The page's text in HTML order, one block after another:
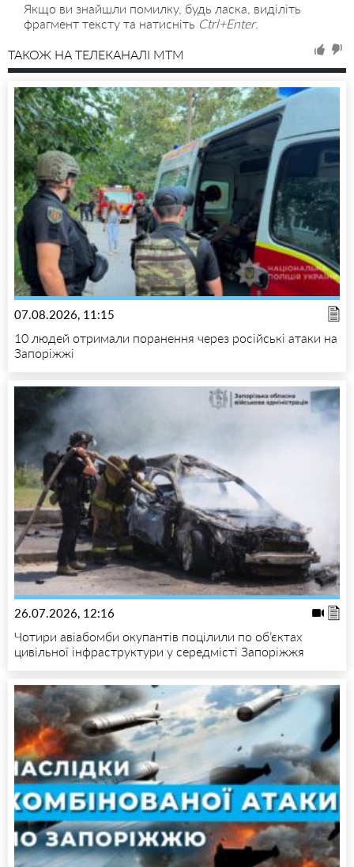
Якщо ви знайшли помилку, будь ласка, виділіть
фрагмент тексту та натисніть Ctrl+Enter.
ТАКОЖ НА ТЕЛЕКАНАЛІ MTM
07.08.2026, 11:15
10 людей отримали поранення через російські атаки на
Запоріжжі
26.07.2026, 12:16
Чотири авіабомби окупантів поцілили по об’єктах
цивільної інфраструктури у середмісті Запоріжжя